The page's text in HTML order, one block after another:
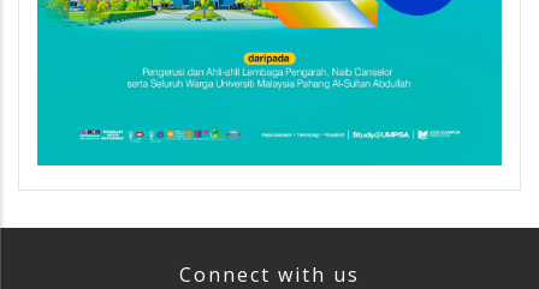
Connect with us